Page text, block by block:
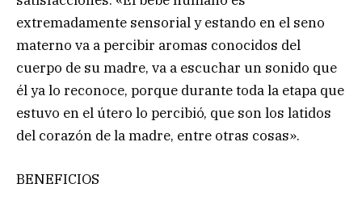
extremadamente sensorial y estando en el seno
materno va a percibir aromas conocidos del
cuerpo de su madre, va a escuchar un sonido que
él ya lo reconoce, porque durante toda la etapa que
estuvo en el útero lo percibió, que son los latidos
del corazón de la madre, entre otras cosas».
BENEFICIOS